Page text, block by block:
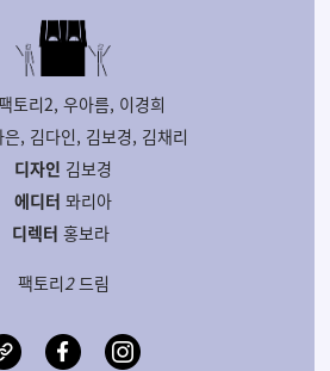
토리2, 우아름, 이경희
은, 김다인, 김보경, 김채리
디자인 김보경
에디터 뫄리아
디렉터 홍보라
팩토리2드림